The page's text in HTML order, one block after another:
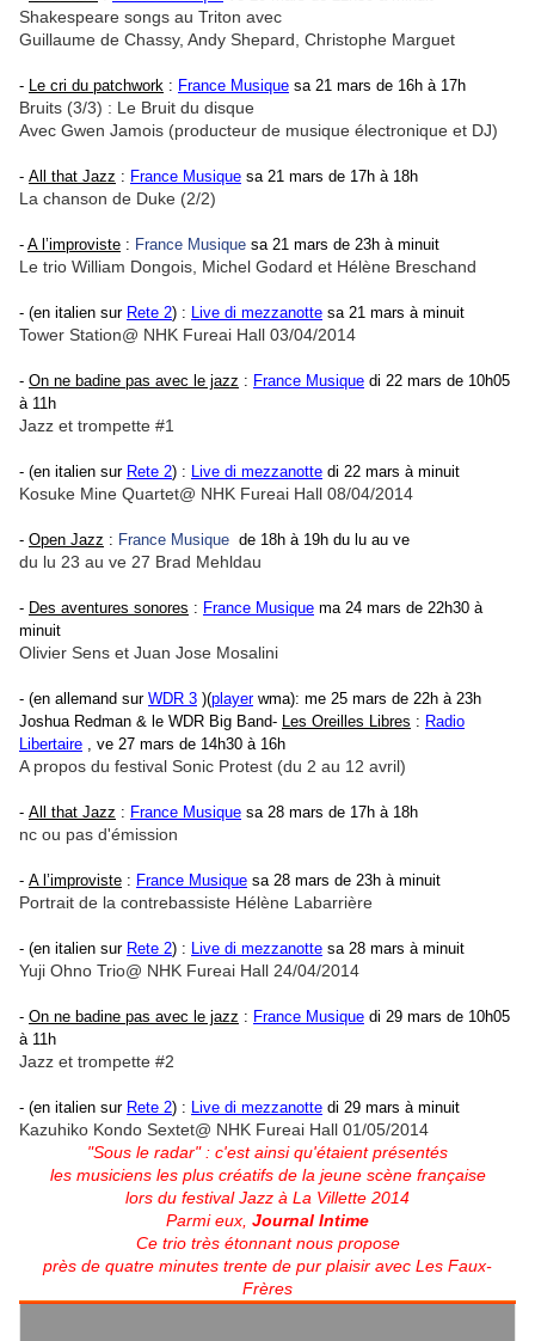
Shakespeare songs au Triton avec
Guillaume de Chassy, Andy Shepard, Christophe Marguet
- Le cri du patchwork : France Musique sa 21 mars de 16h à 17h
Bruits (3/3) : Le Bruit du disque
Avec Gwen Jamois (producteur de musique électronique et DJ)
- All that Jazz : France Musique sa 21 mars de 17h à 18h
La chanson de Duke (2/2)
- A l’improviste : France Musique sa 21 mars de 23h à minuit
Le trio William Dongois, Michel Godard et Hélène Breschand
- (en italien sur Rete 2) : Live di mezzanotte sa 21 mars à minuit
Tower Station@ NHK Fureai Hall 03/04/2014
- On ne badine pas avec le jazz : France Musique di 22 mars de 10h05
à 11h
Jazz et trompette #1
- (en italien sur Rete 2) : Live di mezzanotte di 22 mars à minuit
Kosuke Mine Quartet@ NHK Fureai Hall 08/04/2014
- Open Jazz : France Musique de 18h à 19h du lu au ve
du lu 23 au ve 27 Brad Mehldau
- Des aventures sonores : France Musique ma 24 mars de 22h30 à
minuit
Olivier Sens et Juan Jose Mosalini
- (en allemand sur WDR 3 )(player wma): me 25 mars de 22h à 23h
Joshua Redman & le WDR Big Band- Les Oreilles Libres : Radio
Libertaire , ve 27 mars de 14h30 à 16h
A propos du festival Sonic Protest (du 2 au 12 avril)
- All that Jazz : France Musique sa 28 mars de 17h à 18h
nc ou pas d'émission
- A l’improviste : France Musique sa 28 mars de 23h à minuit
Portrait de la contrebassiste Hélène Labarrière
- (en italien sur Rete 2) : Live di mezzanotte sa 28 mars à minuit
Yuji Ohno Trio@ NHK Fureai Hall 24/04/2014
- On ne badine pas avec le jazz : France Musique di 29 mars de 10h05
à 11h
Jazz et trompette #2
- (en italien sur Rete 2) : Live di mezzanotte di 29 mars à minuit
Kazuhiko Kondo Sextet@ NHK Fureai Hall 01/05/2014
"Sous le radar" : c'est ainsi qu'étaient présentés
les musiciens les plus créatifs de la jeune scène française
lors du festival Jazz à La Villette 2014
Parmi eux, Journal Intime
Ce trio très étonnant nous propose
près de quatre minutes trente de pur plaisir avec Les Faux-
Frères